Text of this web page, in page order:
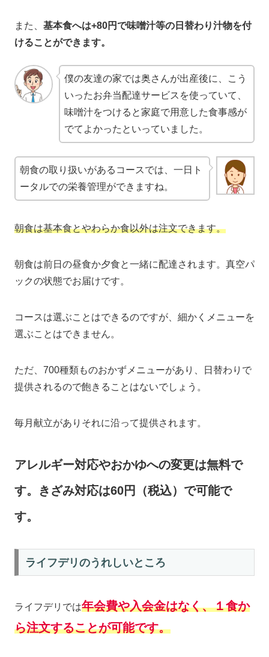
また、 基本食へは+80円で味噌汁等の日替わり汁物を付
けることができます。
僕の友達の家では奥さんが出産後に、こう
いったお弁当配達サービスを使っていて、
味噌汁をつけると家庭で用意した食事感が
でてよかったといっていました。
朝食の取り扱いがあるコースでは、一日ト
ータルでの栄養管理ができますね。
朝食は基本食とやわらか食以外は注文できます。
朝食は前日の昼食か夕食と一緒に配達されます。真空パ
ックの状態でお届けです。
コースは選ぶことはできるのですが、細かくメニューを
選ぶことはできません。
ただ、700種類ものおかずメニューがあり、日替わりで
提供されるので飽きることはないでしょう。
毎月献立がありそれに沿って提供されます。
アレルギー対応やおかゆへの変更は無料で
す。きざみ対応は60円（税込）で可能で
す。
ライフデリのうれしいところ
ライフデリでは年会費や入会金はなく、１食か
ら注文することが可能です。